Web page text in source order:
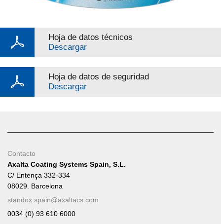
Hoja de datos técnicos
Descargar
Hoja de datos de seguridad
Descargar
Contacto
Axalta Coating Systems Spain, S.L.
C/ Entença 332-334
08029. Barcelona
standox.spain@axaltacs.com
0034 (0) 93 610 6000